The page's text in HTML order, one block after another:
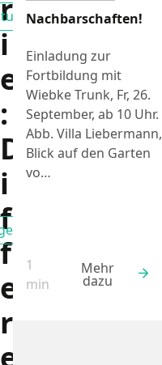
r
i
e
:
D
i
f
f
e
r
Filtern nach
Filtern nach
Nachbarschaften!
Einladung zur
Fortbildung mit
Wiebke Trunk, Fr, 26.
September, ab 10 Uhr.
Abb. Villa Liebermann,
Blick auf den Garten
vo…
Lesezeit:
1
min
Mehr
dazu